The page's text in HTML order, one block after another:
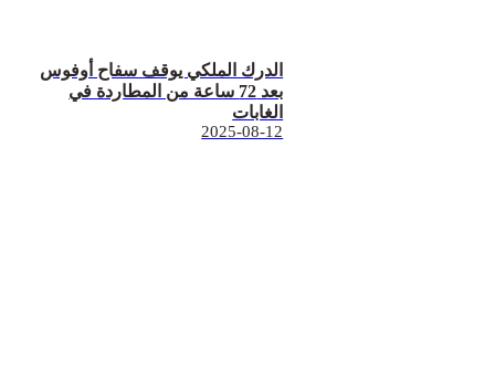
الدرك الملكي يوقف سفاح أوفوس
بعد 72 ساعة من المطاردة في
الغابات
2025-08-12